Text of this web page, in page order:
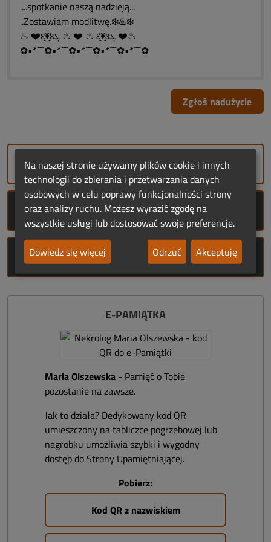
....spotkanie naszą nadzieją...
..Zostawiam modlitwę.❄️♨️❄️
♨ ❤️ԑ̮̑♦̮̑ɜܓ ♨ ❤️ ♨ ԑ̮̑♦̮̑ɜܓ ❤️♨
✿•*´¯`✿•*´¯`✿•*´¯`✿•*´¯`✿•*´¯`✿
Zgłoś nadużycie
DODAJ NEKROLOG
ROCZNICE ŚMIERCI
ROCZNICE URODZIN
E-PAMIĄTKA
Maria Olszewska - Pamięć o Tobie
pozostanie na zawsze.
Jak to działa? Dedykowany kod QR
umieszczony na tabliczce pogrzebowej lub
nagrobku umożliwia szybki i wygodny
dostęp do Strony Upamiętniającej.
Pobierz:
Kod QR z nazwiskiem
Na naszej stronie używamy plików cookie i innych
technologii do zbierania i przetwarzania danych
osobowych w celu poprawy funkcjonalności strony
oraz analizy ruchu. Możesz wyrazić zgodę na
wszystkie usługi lub dostosować swoje preferencje.
Dowiedz się więcej
Odrzuć Akceptuję